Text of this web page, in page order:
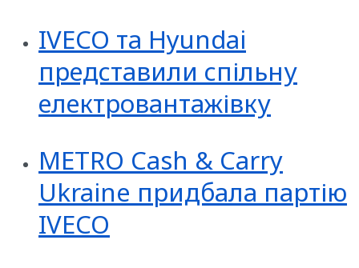
IVECO та Hyundai
представили спільну
електровантажівку
METRO Cash & Carry
Ukraine придбала партію
IVECO